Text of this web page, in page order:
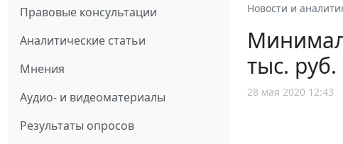
Правовые консультации
Аналитические статьи
Мнения
Аудио- и видеоматериалы
Результаты опросов
Новости и
тыс. руб.
28 мая 2020 12:43